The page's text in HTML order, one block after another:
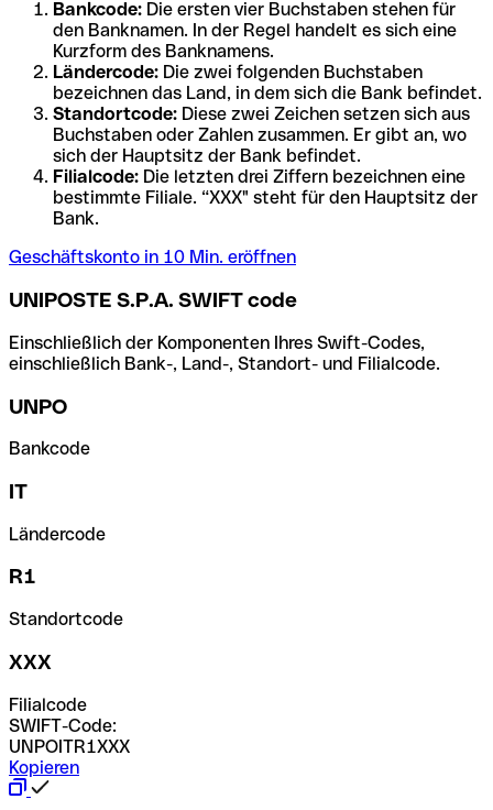
Bankcode: Die ersten vier Buchstaben stehen für
den Banknamen. In der Regel handelt es sich eine
Kurzform des Banknamens.
Ländercode: Die zwei folgenden Buchstaben
bezeichnen das Land, in dem sich die Bank befindet.
Standortcode: Diese zwei Zeichen setzen sich aus
Buchstaben oder Zahlen zusammen. Er gibt an, wo
sich der Hauptsitz der Bank befindet.
Filialcode: Die letzten drei Ziffern bezeichnen eine
bestimmte Filiale. “XXX" steht für den Hauptsitz der
Bank.
Geschäftskonto in 10 Min. eröffnen
UNIPOSTE S.P.A. SWIFT code
Einschließlich der Komponenten Ihres Swift-Codes,
einschließlich Bank-, Land-, Standort- und Filialcode.
UNPO
Bankcode
IT
Ländercode
R1
Standortcode
XXX
Filialcode
SWIFT-Code:
UNPOITR1XXX
Kopieren